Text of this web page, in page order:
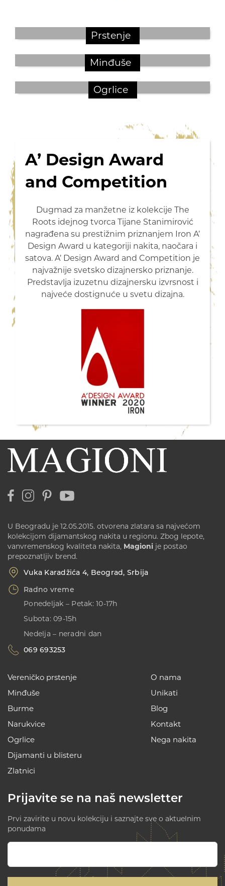
Prstenje
Minđuše
Ogrlice
A’ Design Award
and Competition
Dugmad za manžetne iz kolekcije The
Roots idejnog tvorca Tijane Stanimirović
nagrađena su prestižnim priznanjem Iron A’
Design Award u kategoriji nakita, naočara i
satova. A’ Design Award and Competition je
najvažnije svetsko dizajnersko priznanje.
Predstavlja izuzetnu dizajnersku izvrsnost i
najveće dostignuće u svetu dizajna.
U Beogradu je 12.05.2015. otvorena zlatara sa najvećom
kolekcijom dijamantskog nakita u regionu. Zbog lepote,
vanvremenskog kvaliteta nakita, Magioni je postao
prepoznatljiv brend.
Vuka Karadžića 4, Beograd, Srbija
Radno vreme
Ponedeljak – Petak: 10-17h
Subota: 09-15h
Nedelja – neradni dan
069 693253
Vereničko prstenje
Minđuše
Burme
Narukvice
Ogrlice
Dijamanti u blisteru
Zlatnici
O nama
Unikati
Blog
Kontakt
Nega nakita
Prijavite se na naš newsletter
Prvi zavirite u novu kolekciju i saznajte sve o aktuelnim
ponudama